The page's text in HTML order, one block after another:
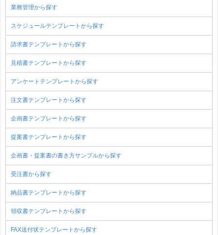
業務管理から探す
スケジュールテンプレートから探す
請求書テンプレートから探す
見積書テンプレートから探す
アンケートテンプレートから探す
注文書テンプレートから探す
企画書テンプレートから探す
提案書テンプレートから探す
企画書・提案書の書き方サンプルから探す
受注書から探す
納品書テンプレートから探す
領収書テンプレートから探す
FAX送付状テンプレートから探す